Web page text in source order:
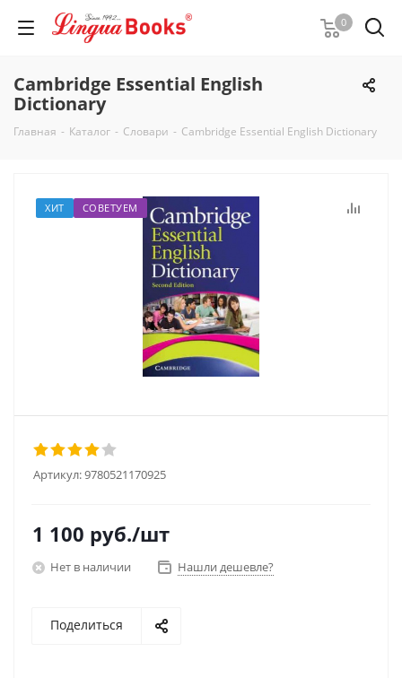
0
Cambridge Essential English
Dictionary
Главная - Каталог - Словари - Cambridge Essential English Dictionary
ХИТ СОВЕТУЕМ
Артикул:9780521170925
1 100 руб./шт
Нет в наличии Нашли дешевле?
Поделиться